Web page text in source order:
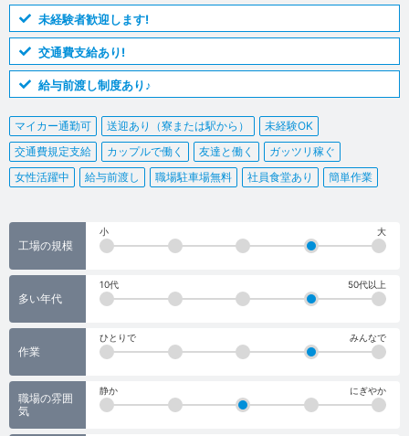
未経験者歓迎します!
交通費支給あり!
給与前渡し制度あり♪
マイカー通勤可 送迎あり（寮または駅から）
未経験OK
交通費規定支給
カップルで働く 友達と働く
ガッツリ稼ぐ
女性活躍中
給与前渡し 職場駐車場無料 社員食堂あり 簡単作業
工場の規模
小 大
多い年代
10代 50代以上
作業
ひとりで みんなで
職場の雰囲
気
静か にぎやか